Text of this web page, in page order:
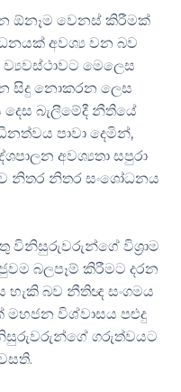
ඕනෑම වෙනස් කිරීමක්
අවශ්‍ය වන බව
මෙලෙස
සිදු නොකරන ලෙස
දෙස බැලීමේදී නීතියේ
පාවා දෙමින්,
අවශ්‍යතා සපුරා
නිතර නිතර සංශෝධනය
විනිසුරුවරුන්ගේ විශ්‍රාම
බලපෑම් කිරීමට දරන
හැකි බව නීතිඥ සංගමය
මහජන විශ්වාසය පළුදු
ගරුත්වයට